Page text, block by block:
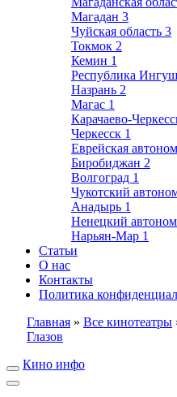
Магадан 3
Чуйская область 3
Токмок 2
Кемин 1
Республика
Назрань 2
Магас 1
Карачаево-
Черкесск 1
Еврейская
Биробиджан 2
Волгоград 1
Чукотский
Анадырь 1
Ненецкий
Нарьян-Мар 1
Статьи
О нас
Контакты
Политика
Главная » Все кинотеатры
Глазов
Кино инфо